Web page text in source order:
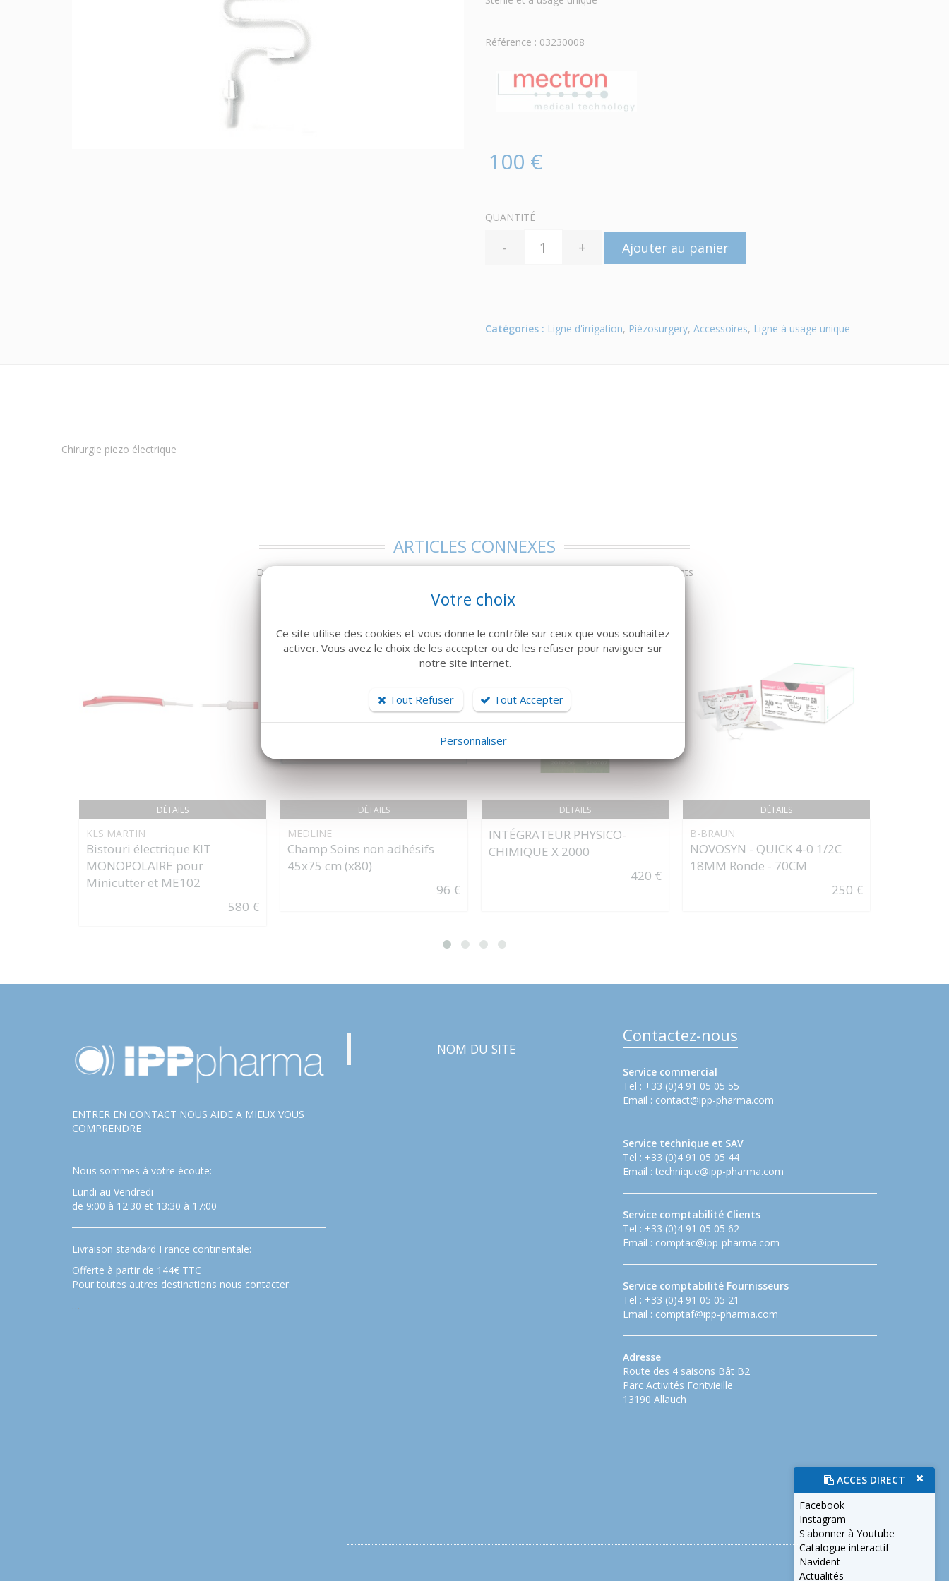
Référence : 03230008
100 €
QUANTITÉ
- + Ajouter au panier
Catégories : Ligne d'irrigation, Piézosurgery, Accessoires, Ligne à usage unique
Chirurgie piezo électrique
ARTICLES CONNEXES
Dans la même famille de produits, découvrez également ces produits plébiscités par nos clients
DÉTAILS
KLS MARTIN
Bistouri électrique KIT
MONOPOLAIRE pour
Minicutter et ME102
580 €
DÉTAILS
MEDLINE
Champ Soins non adhésifs
45x75 cm (x80)
96 €
DÉTAILS
INTÉGRATEUR PHYSICO-
CHIMIQUE X 2000
420 €
DÉTAILS
B-BRAUN
NOVOSYN - QUICK 4-0 1/2C
18MM Ronde - 70CM
250 €
ENTRER EN CONTACT NOUS AIDE A MIEUX VOUS
COMPRENDRE
Nous sommes à votre écoute:
Lundi au Vendredi
de 9:00 à 12:30 et 13:30 à 17:00
Livraison standard France continentale:
Offerte à partir de 144€ TTC
Pour toutes autres destinations nous contacter.
…
NOM DU SITE
Contactez-nous
Service commercial
Tel : +33 (0)4 91 05 05 55
Email : contact@ipp-pharma.com
Service technique et SAV
Tel : +33 (0)4 91 05 05 44
Email : technique@ipp-pharma.com
Service comptabilité Clients
Tel : +33 (0)4 91 05 05 62
Email : comptac@ipp-pharma.com
Service comptabilité Fournisseurs
Tel : +33 (0)4 91 05 05 21
Email : comptaf@ipp-pharma.com
Adresse
Route des 4 saisons Bât B2
Parc Activités Fontvieille
13190 Allauch
ACCES DIRECT
Facebook
Instagram
S'abonner à Youtube
Catalogue interactif
Navident
Actualités
Votre choix
Ce site utilise des cookies et vous donne le contrôle sur ceux que vous souhaitez
activer. Vous avez le choix de les accepter ou de les refuser pour naviguer sur
notre site internet.
Tout Refuser Tout Accepter
Personnaliser